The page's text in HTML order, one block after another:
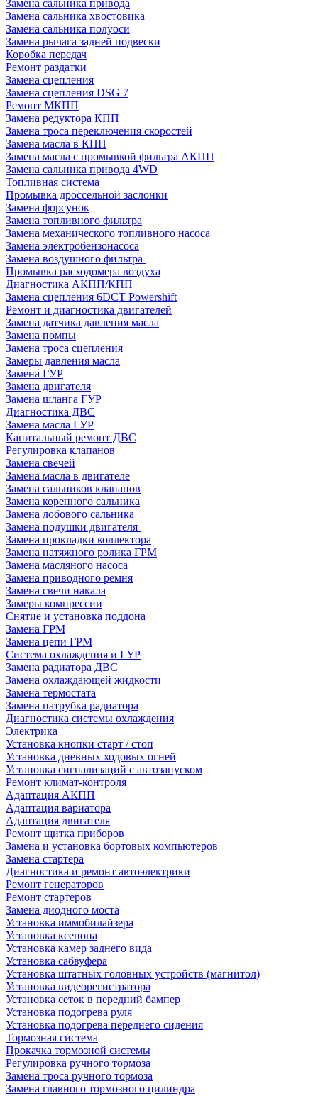
Замена сальника привода
Замена сальника хвостовика
Замена сальника полуоси
Замена рычага задней подвески
Коробка передач
Ремонт раздатки
Замена сцепления
Замена сцепления DSG 7
Ремонт МКПП
Замена редуктора КПП
Замена троса переключения скоростей
Замена масла в КПП
Замена масла с промывкой фильтра АКПП
Замена сальника привода 4WD
Топливная система
Промывка дроссельной заслонки
Замена форсунок
Замена топливного фильтра
Замена механического топливного насоса
Замена электробензонасоса
Замена воздушного фильтра
Промывка расходомера воздуха
Диагностика АКПП/КПП
Замена сцепления 6DCT Powershift
Ремонт и диагностика двигателей
Замена датчика давления масла
Замена помпы
Замена троса сцепления
Замеры давления масла
Замена ГУР
Замена двигателя
Замена шланга ГУР
Диагностика ДВС
Замена масла ГУР
Капитальный ремонт ДВС
Регулировка клапанов
Замена свечей
Замена масла в двигателе
Замена сальников клапанов
Замена коренного сальника
Замена лобового сальника
Замена подушки двигателя
Замена прокладки коллектора
Замена натяжного ролика ГРМ
Замена масляного насоса
Замена приводного ремня
Замена свечи накала
Замеры компрессии
Снятие и установка поддона
Замена ГРМ
Замена цепи ГРМ
Система охлаждения и ГУР
Замена радиатора ДВС
Замена охлаждающей жидкости
Замена термостата
Замена патрубка радиатора
Диагностика системы охлаждения
Электрика
Установка кнопки старт / стоп
Установка дневных ходовых огней
Установка сигнализаций с автозапуском
Ремонт климат-контроля
Адаптация АКПП
Адаптация вариатора
Адаптация двигателя
Ремонт щитка приборов
Замена и установка бортовых компьютеров
Замена стартера
Диагностика и ремонт автоэлектрики
Ремонт генераторов
Ремонт стартеров
Замена диодного моста
Установка иммобилайзера
Установка ксенона
Установка камер заднего вида
Установка сабвуфера
Установка штатных головных устройств (магнитол)
Установка видеорегистратора
Установка сеток в передний бампер
Установка подогрева руля
Установка подогрева переднего сидения
Тормозная система
Прокачка тормозной системы
Регулировка ручного тормоза
Замена троса ручного тормоза
Замена главного тормозного цилиндра